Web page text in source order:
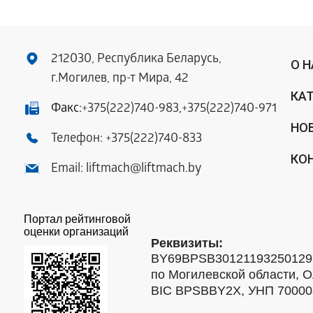
212030, Республика Беларусь,
г.Могилев, пр-т Мира, 42
Факс:+375(222)740-983,+375(222)740-971
Телефон: +375(222)740-833
Email: liftmach@liftmach.by
О
Портал рейтинговой
оценки организаций
Реквизиты:
по Могилевской области,
BIC BPSBBY2X, УНП